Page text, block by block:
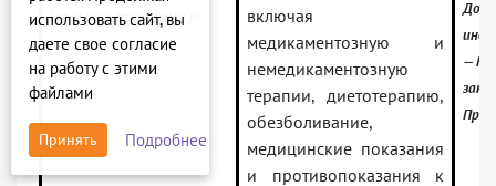
(гомоцистинурия)»
включая
медикаментозную и
немедикаментозную
терапии, диетотерапию,
обезболивание,
медицинские показания
и противопоказания к
—
использовать сайт, вы
даете свое согласие
на работу с этими
файлами
Принять Подробнее